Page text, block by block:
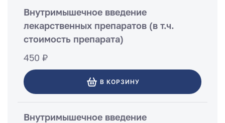
Внутримышечное введение
лекарственных препаратов (в т.ч.
стоимость препарата)
450 ₽
В КОРЗИНУ
Внутримышечное введение